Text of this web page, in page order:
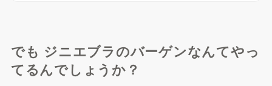
でも ジニエブラのバーゲンなんてやっ
てるんでしょうか？